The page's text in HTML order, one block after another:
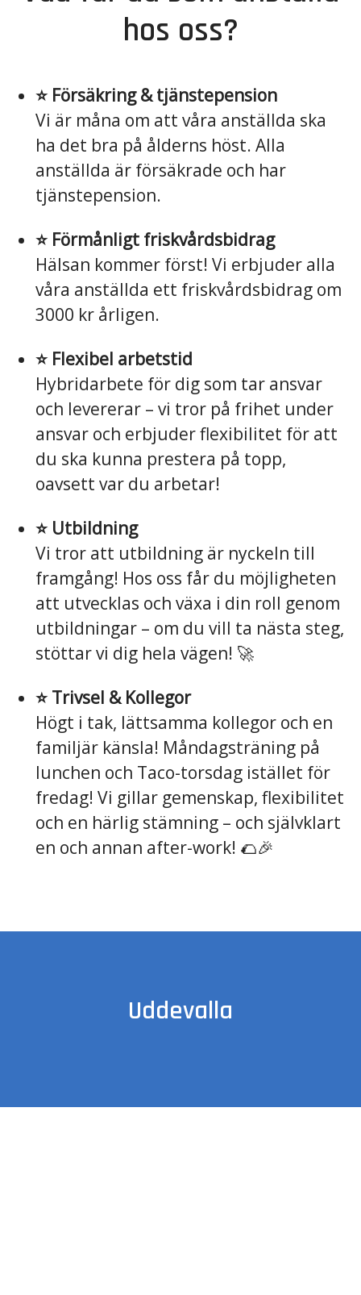
hos oss?
⭐️ Försäkring & tjänstepension
Vi är måna om att våra anställda ska
ha det bra på ålderns höst. Alla
anställda är försäkrade och har
tjänstepension.
⭐️ Förmånligt friskvårdsbidrag
Hälsan kommer först! Vi erbjuder alla
våra anställda ett friskvårdsbidrag om
3000 kr årligen.
⭐️ Flexibel arbetstid
Hybridarbete för dig som tar ansvar
och levererar – vi tror på frihet under
ansvar och erbjuder flexibilitet för att
du ska kunna prestera på topp,
oavsett var du arbetar!
⭐️ Utbildning
Vi tror att utbildning är nyckeln till
framgång! Hos oss får du möjligheten
att utvecklas och växa i din roll genom
utbildningar – om du vill ta nästa steg,
stöttar vi dig hela vägen! 🚀
⭐️ Trivsel & Kollegor
Högt i tak, lättsamma kollegor och en
familjär känsla! Måndagsträning på
lunchen och Taco-torsdag istället för
fredag! Vi gillar gemenskap, flexibilitet
och en härlig stämning – och självklart
en och annan after-work! 🌮🎉
Uddevalla